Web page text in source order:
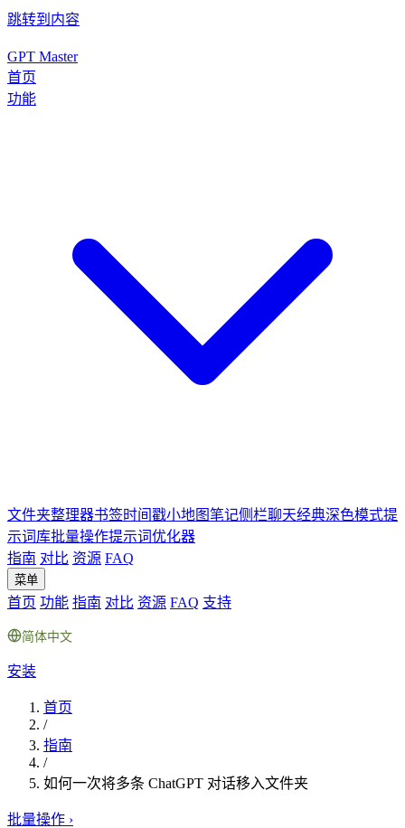
跳转到内容
GPT Master
首页
功能
文件夹整理器书签时间戳小地图笔记侧栏聊天经典深色模式提
示词库批量操作提示词优化器
指南 对比 资源 FAQ
菜单
首页 功能 指南 对比 资源 FAQ 支持
简体中文
安装
首页
/
指南
/
如何一次将多条 ChatGPT 对话移入文件夹
批量操作 ›